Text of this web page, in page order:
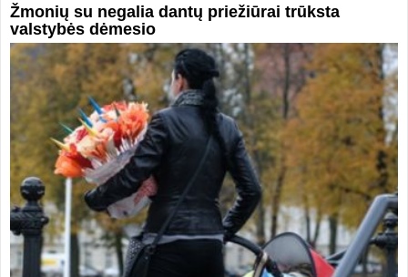
Žmonių su negalia dantų priežiūrai trūksta
valstybės dėmesio